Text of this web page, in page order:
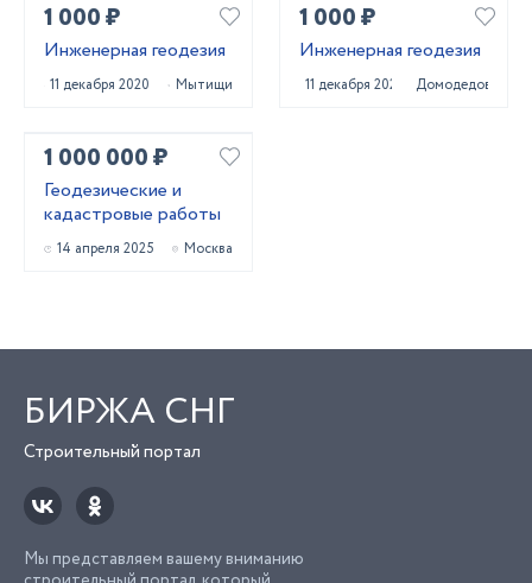
1 000 ₽
Инженерная геодезия
11 декабря 2020 Мытищи
1 000 ₽
Инженерная геодезия
11 декабря 2020 Домодедово
1 000 000 ₽
Геодезические и
кадастровые работы
14 апреля 2025 Москва
БИРЖА СНГ
Строительный портал
Мы представляем вашему вниманию